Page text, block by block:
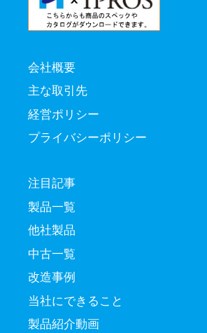
会社概要
主な取引先
経営ポリシー
プライバシーポリシー
注目記事
製品一覧
他社製品
中古一覧
改造事例
当社にできること
製品紹介動画